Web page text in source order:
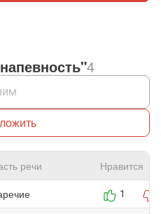
4
речи Нравится
1